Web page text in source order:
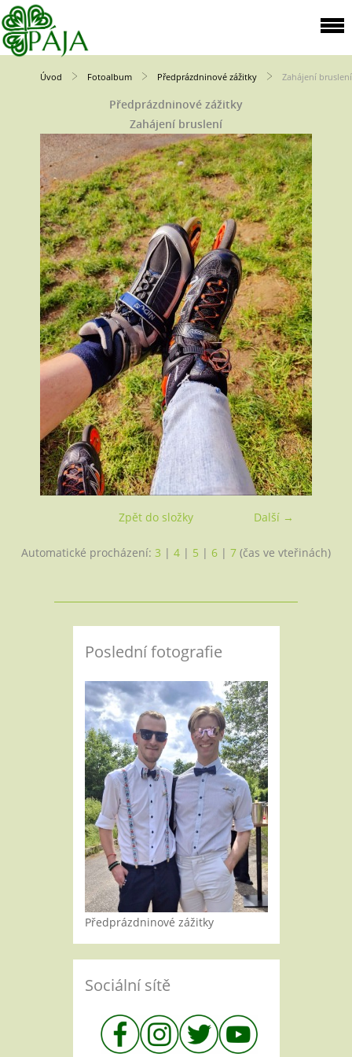
Úvod Fotoalbum Předprázdninové zážitky Zahájení bruslení
Předprázdninové zážitky
Zahájení bruslení
Další →
Zpět do složky
Automatické procházení: 3 | 4 | 5 | 6 | 7 (čas ve vteřinách)
Poslední fotografie
Předprázdninové zážitky
Sociální sítě